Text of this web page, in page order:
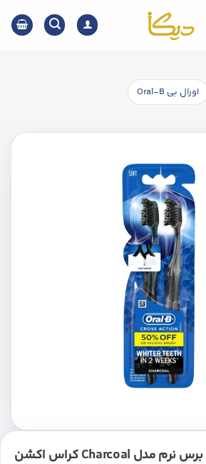
اورال بی Oral-B
مسواک زغالی 2تایی برس نرم مدل Charcoal کراس اکشن